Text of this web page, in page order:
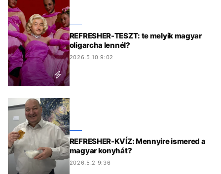
REFRESHER-TESZT: te melyik magyar
oligarcha lennél?
2026.5.10 9:02
REFRESHER-KVÍZ: Mennyire ismered a
magyar konyhát?
2026.5.2 9:36